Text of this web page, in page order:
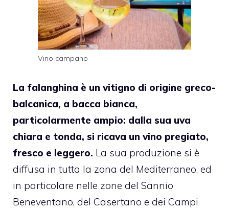
Vino campano
La falanghina è un vitigno di origine greco-
balcanica, a bacca bianca,
particolarmente ampio: dalla sua uva
chiara e tonda, si ricava un vino pregiato,
fresco e leggero. La sua produzione si è
diffusa in tutta la zona del Mediterraneo, ed
in particolare nelle zone del Sannio
Beneventano, del Casertano e dei Campi